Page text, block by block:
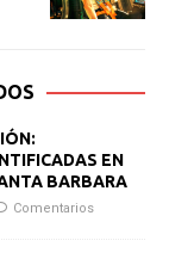
EN
BARBARA
Comentarios